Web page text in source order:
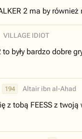
2 ma by
VILLAGE IDIOT
to były bardzo dobre
194 Altair ibn al-Ahad
z tobą FEESS z